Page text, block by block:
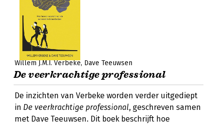
Willem J.M.I. Verbeke Dave Teeuwsen
De veerkrachtige professional
De inzichten van Verbeke worden verder uitgediept
in De veerkrachtige professional, geschreven samen
met Dave Teeuwsen. Dit boek beschrijft hoe